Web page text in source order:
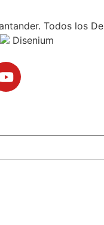
Todos los
Disenium